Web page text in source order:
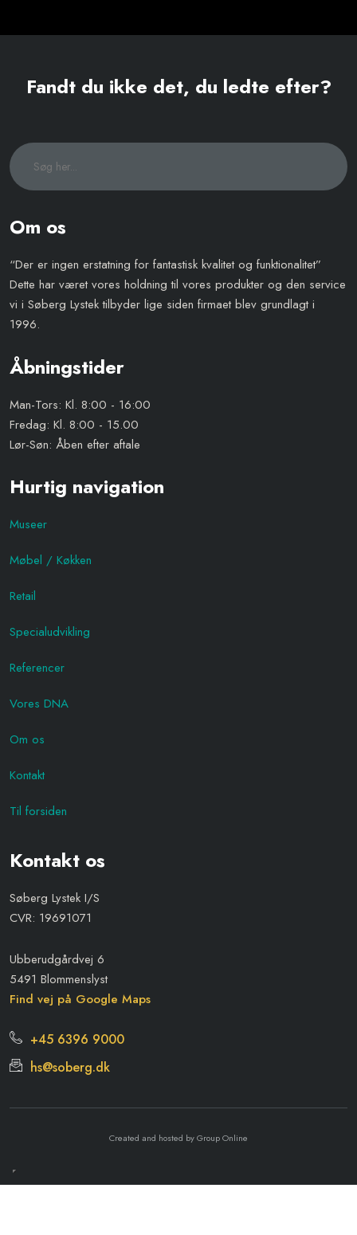
Fandt du ikke det, du ledte efter?
Om os
“Der er ingen erstatning for fantastisk kvalitet og funktionalitet”
Dette har været vores holdning til vores produkter og den service
vi i Søberg Lystek tilbyder lige siden firmaet blev grundlagt i
1996.
​Åbningstider
Man-Tors: Kl. 8:00 - 16:00
Fredag: Kl. 8:00 - 15.00
Lør-Søn: Åben efter aftale
Hurtig navigation
Museer
Møbel / Køkken
Retail
Specialudvikling
Referencer
Vores DNA
Om os
Kontakt
Til forsiden
Kontakt os
Søberg Lystek I/S
CVR: 19691071
Ubberudgårdvej 6
5491 Blommenslyst
Find vej på Google Maps
+45 6396 9000
hs@soberg.dk
Created and hosted by Group Online